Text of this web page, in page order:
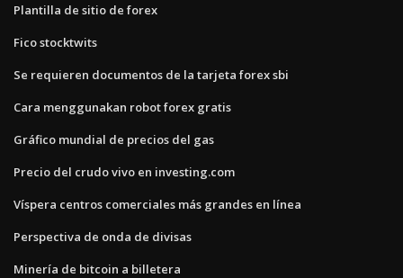
Plantilla de sitio de forex
Fico stocktwits
Se requieren documentos de la tarjeta forex sbi
Cara menggunakan robot forex gratis
Gráfico mundial de precios del gas
Precio del crudo vivo en investing.com
Víspera centros comerciales más grandes en línea
Perspectiva de onda de divisas
Minería de bitcoin a billetera